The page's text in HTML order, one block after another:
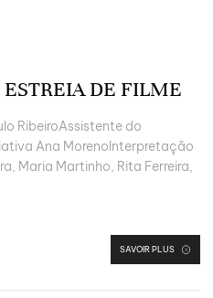
DE FILME
RibeiroAssistente do
Ana MorenoInterpretação
Maria Martinho, Rita Ferreira,
SAVOIR PLUS